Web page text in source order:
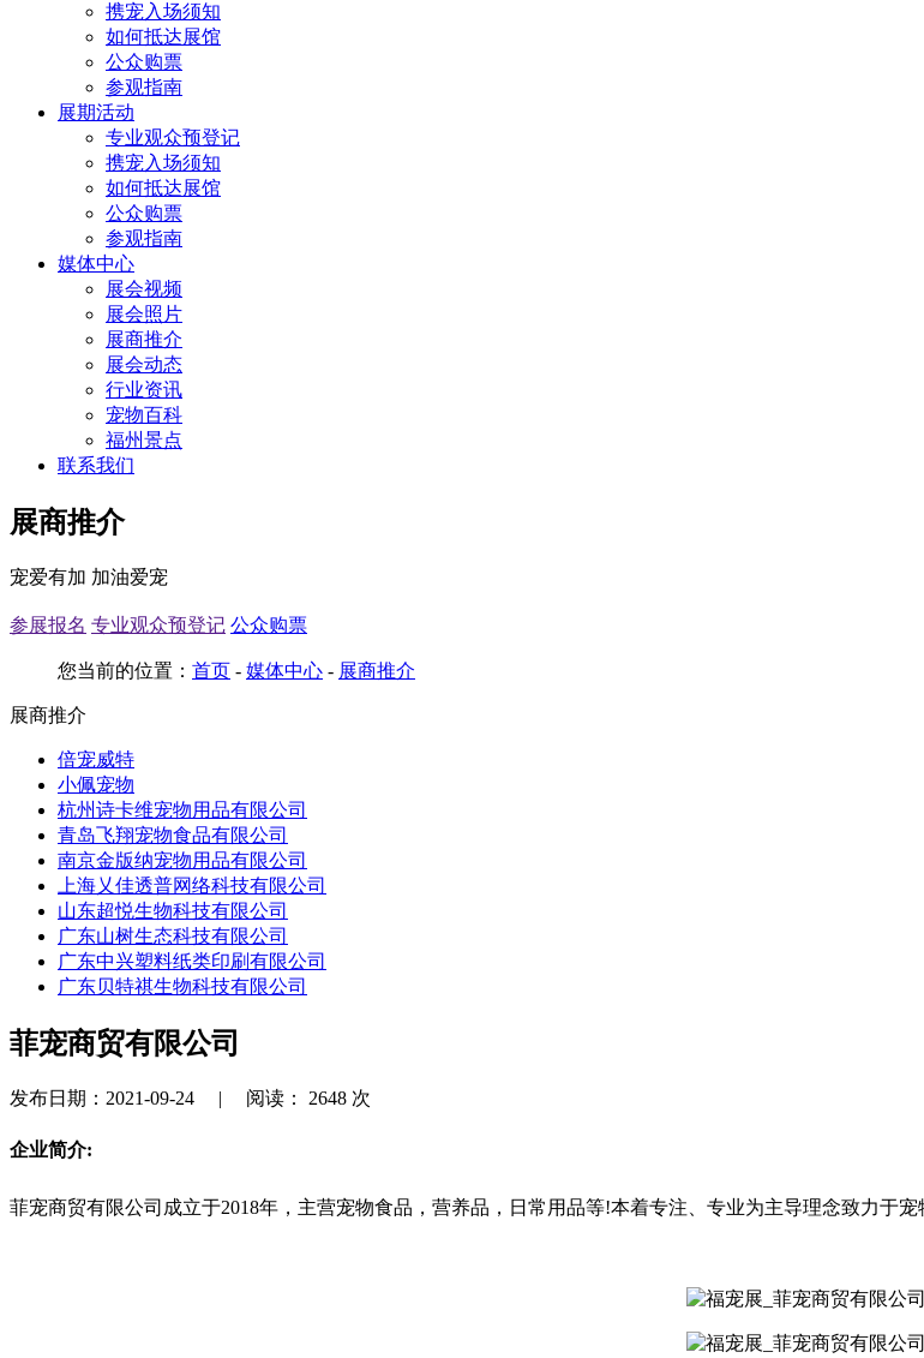
携宠入场须知
如何抵达展馆
公众购票
参观指南
展期活动
专业观众预登记
携宠入场须知
如何抵达展馆
公众购票
参观指南
媒体中心
展会视频
展会照片
展商推介
展会动态
行业资讯
宠物百科
福州景点
联系我们
展商推介
宠爱有加 加油爱宠
参展报名 专业观众预登记 公众购票
您当前的位置： 首页 - 媒体中心 - 展商推介
展商推介
倍宠威特
小佩宠物
杭州诗卡维宠物用品有限公司
青岛飞翔宠物食品有限公司
南京金版纳宠物用品有限公司
上海乂佳透普网络科技有限公司
山东超悦生物科技有限公司
广东山树生态科技有限公司
广东中兴塑料纸类印刷有限公司
广东贝特祺生物科技有限公司
菲宠商贸有限公司
发布日期：2021-09-24 | 阅读： 2648 次
企业简介:
菲宠商贸有限公司成立于2018年，主营宠物食品，营养品，日常用品等!本着专注、专业为主导理念致力于宠